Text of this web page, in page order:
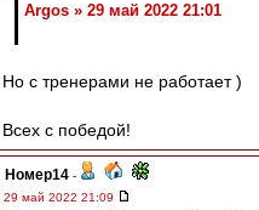
Argos » 29 май 2022 21:01
Но с тренерами не работает )
Всех с победой!
Номер14 -
29 май 2022 21:09